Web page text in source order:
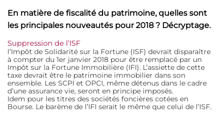
En matière de fiscalité du patrimoine, quelles sont
les principales nouveautés pour 2018 ? Décryptage.
Suppression de l’ISF
l’Impôt de Solidarité sur la Fortune (ISF) devrait disparaître
à compter du 1er janvier 2018 pour être remplacé par un
Impôt sur la Fortune Immobilière (IFI). L’assiette de cette
taxe devrait être le patrimoine immobilier dans son
ensemble. Les SCPI et OPCI, même détenus dans le cadre
d’une assurance vie, seront en principe imposés.
Idem pour les titres des sociétés foncières cotées en
Bourse. Le barème de l’IFI serait le même que celui de l’ISF.